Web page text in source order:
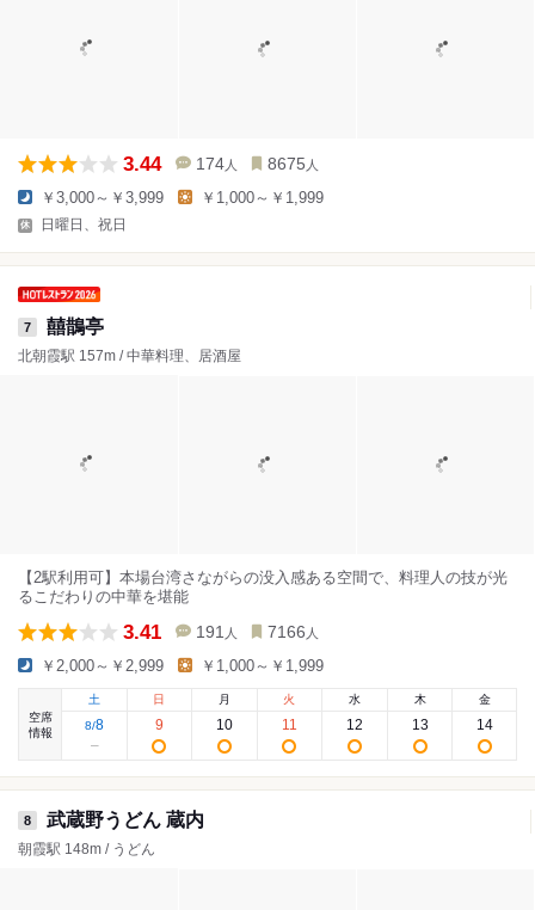
3.44 174 人 8675 人
￥3,000～￥3,999 ￥1,000～￥1,999
日曜日、祝日
7 囍鵲亭
北朝霞駅 157m / 中華料理、居酒屋
【2駅利用可】本場台湾さながらの没入感ある空間で、料理人の技が光
るこだわりの中華を堪能
3.41 191 人 7166 人
￥2,000～￥2,999 ￥1,000～￥1,999
空席
情報
土
8/8
日
9
月
10
火
11
水
12
木
13
金
14
8 武蔵野うどん 蔵内
朝霞駅 148m / うどん